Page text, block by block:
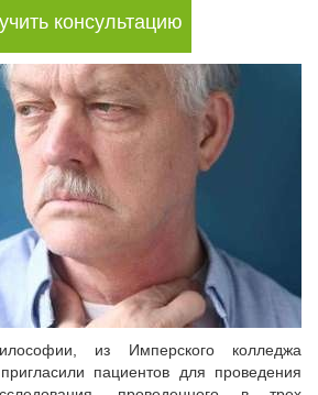
консультацию
из Имперского колледжа
пациентов для проведения